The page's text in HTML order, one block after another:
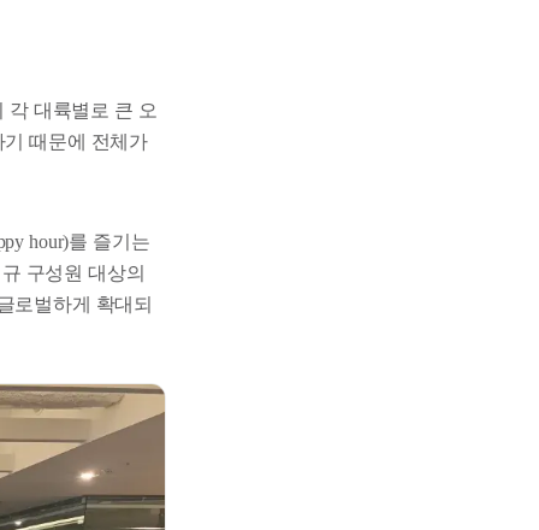
각 대륙별로 큰 오
때문에 전체가
hour)를 즐기는
구성원 대상의
로벌하게 확대되